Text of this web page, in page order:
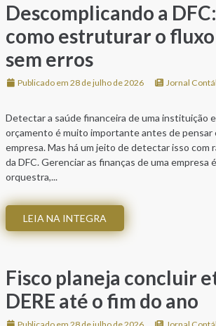
Descomplicando a
como estruturar o
sem erros
Publicado em 28 de julho de 2026 Jornal
Detectar a saúde financeira de uma instituição
orçamento é muito importante antes de pensar
empresa. Mas há um jeito de detectar isso com
da DFC. Gerenciar as finanças de uma empresa
orquestra,...
LEIA NA INTEGRA
Fisco planeja concluir
DERE até o fim do ano